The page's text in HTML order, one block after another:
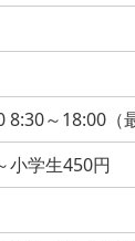
～18:00（
小学生450円